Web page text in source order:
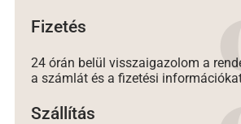
Fizetés
24 órán belül visszaigazolom a
a számlát és a fizetési
Szállítás